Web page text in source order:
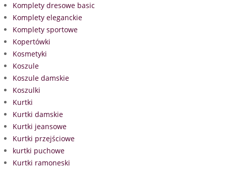
Komplety dresowe basic
Komplety eleganckie
Komplety sportowe
Kopertówki
Kosmetyki
Koszule
Koszule damskie
Koszulki
Kurtki
Kurtki damskie
Kurtki jeansowe
Kurtki przejściowe
kurtki puchowe
Kurtki ramoneski